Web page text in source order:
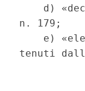
d)
n. 179;
e)
tenuti